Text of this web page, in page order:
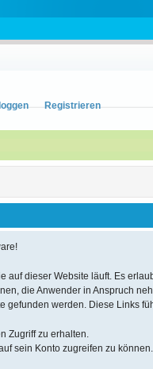
Registrieren
dieser Website läuft. Es
die Anwender in Anspruch
werden. Diese Links
Zugriff zu erhalten.
sein Konto zugreifen zu können.